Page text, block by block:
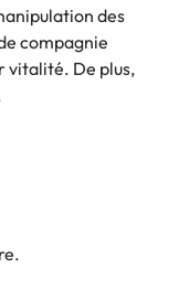
des
compagnie
vitalité. De plus,